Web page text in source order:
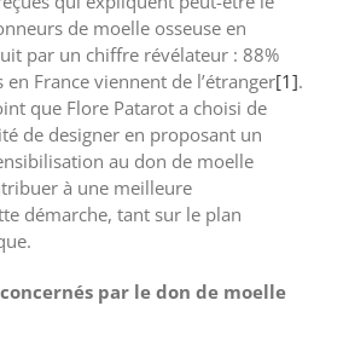
de moelle osseuse en
par un chiffre révélateur : 88%
France viennent de l’étranger[1].
que Flore Patarot a choisi de
de designer en proposant un
au don de moelle
à une meilleure
démarche, tant sur le plan
concernés par le don de moelle